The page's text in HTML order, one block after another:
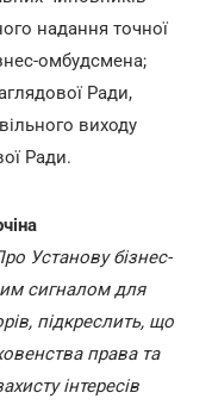
надання точної
омбудсмена;
Ради,
виходу
Ради.
Установу бізнес-
сигналом для
підкреслить, що
права та
інтересів